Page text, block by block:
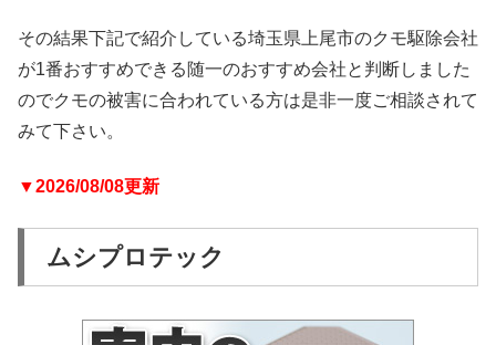
その結果下記で紹介している埼玉県上尾市のクモ駆除会社
が1番おすすめできる随一のおすすめ会社と判断しました
のでクモの被害に合われている方は是非一度ご相談されて
みて下さい。
▼2026/08/08更新
ムシプロテック